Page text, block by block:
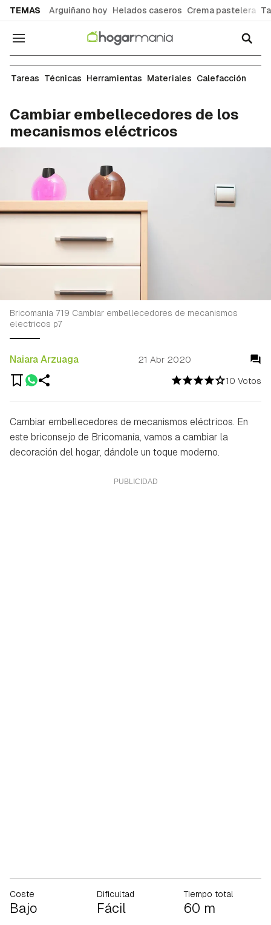
TEMAS Arguiñano hoy Helados caseros Crema pastelera
Navegación
Electricidad
Tareas Técnicas Herramientas Materiales Calefacción
Cambiar embellecedores de los
mecanismos eléctricos
10 Votos
Naiara Arzuaga 21 Abr 2020
Bricomania 719 Cambiar embellecedores de mecanismos
electricos p7
Cambiar embellecedores de mecanismos eléctricos. En
este briconsejo de Bricomanía, vamos a cambiar la
decoración del hogar, dándole un toque moderno.
Coste
Bajo
Dificultad
Fácil
Tiempo total
60 m